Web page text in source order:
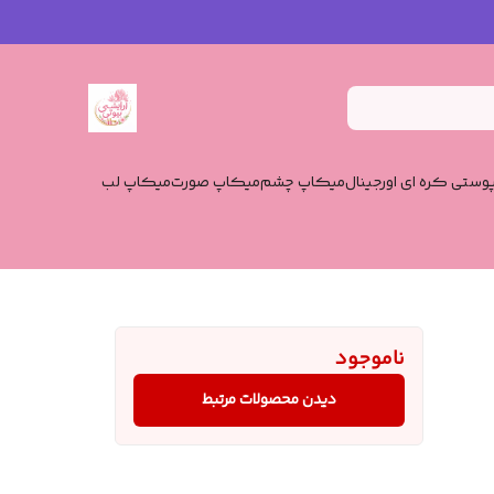
کره ای اورجینالمیکاپ چشممیکاپ صورتمیکاپ لب
ناموجود
دیدن محصولات مرتبط